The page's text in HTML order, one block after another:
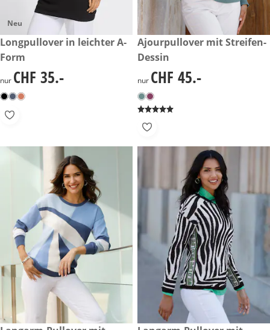
Neu
CHF 35.-
Longpullover in leichter A-
Form
CHF 35.-
nur CHF 35.-
CHF 45.-
Ajourpullover mit Streifen-
Dessin
CHF 45.-
nur CHF 45.-